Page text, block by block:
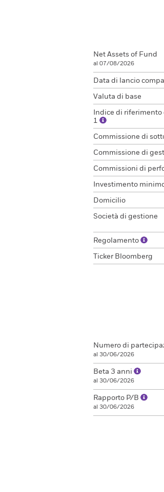
Net Assets of Fund
al 07/08/2026
Data di lancio
Valuta di base
Indice di riferimento
1
Commissione di
Commissione di
Commissioni di
Investimento
Domicilio
Società di gestione
Regolamento
Ticker Bloomberg
Numero di
al 30/06/2026
Beta 3 anni
al 30/06/2026
Rapporto P/B
al 30/06/2026